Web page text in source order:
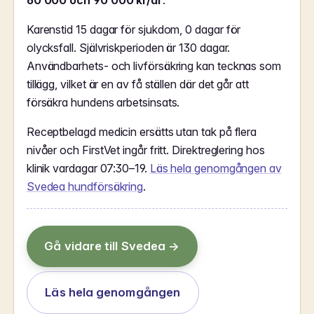
Karenstid 15 dagar för sjukdom, 0 dagar för
olycksfall. Självriskperioden är 130 dagar.
Användbarhets- och livförsäkring kan tecknas som
tillägg, vilket är en av få ställen där det går att
försäkra hundens arbetsinsats.
Receptbelagd medicin ersätts utan tak på flera
nivåer och FirstVet ingår fritt. Direktreglering hos
klinik vardagar 07:30–19. Läs hela genomgången av
Svedea hundförsäkring.
Gå vidare till Svedea →
Läs hela genomgången